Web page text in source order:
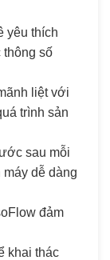
yêu thích
thông số
liệt với
trình sản
sau mỗi
máy dễ dàng
đảm
khai thác